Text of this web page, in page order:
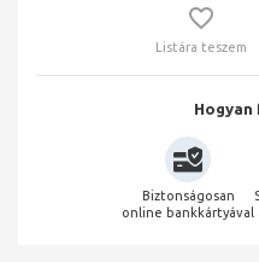
Listára teszem
Biztonságosan
online bankkártyával